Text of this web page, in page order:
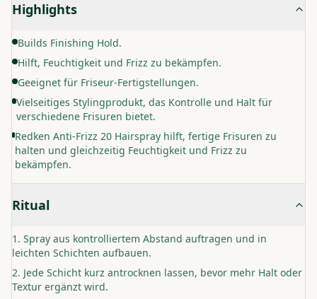
Highlights
Builds Finishing Hold.
Hilft, Feuchtigkeit und Frizz zu bekämpfen.
Geeignet für Friseur-Fertigstellungen.
Vielseitiges Stylingprodukt, das Kontrolle und Halt für
verschiedene Frisuren bietet.
Redken Anti-Frizz 20 Hairspray hilft, fertige Frisuren zu
halten und gleichzeitig Feuchtigkeit und Frizz zu
bekämpfen.
Ritual
Spray aus kontrolliertem Abstand auftragen und in
leichten Schichten aufbauen.
Jede Schicht kurz antrocknen lassen, bevor mehr Halt oder
Textur ergänzt wird.